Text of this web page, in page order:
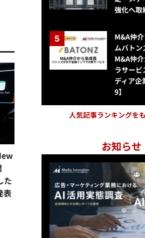
た
表
強化へ取
M&A仲
ムバトン
M&A仲
ラサービ
ディア企
9】
人気記事ランキングを
お知らせ